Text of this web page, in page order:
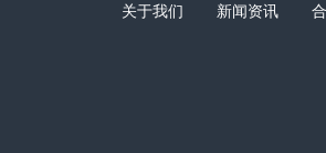
关于我们 新闻资讯